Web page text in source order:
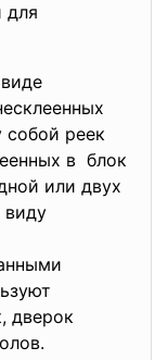
для
реек
в блок
или двух
дверок